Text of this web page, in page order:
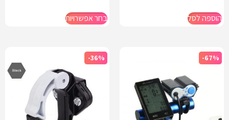
הוספה לסל בחר אפשרויות
-67%
-36%